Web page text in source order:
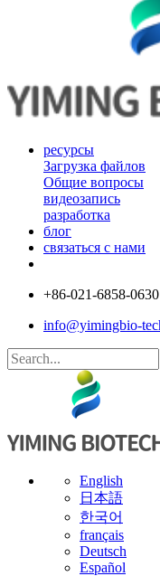
ресурсы
Загрузка файлов
Общие вопросы
видеозапись
разработка
блог
связаться с нами
+86-021-6858-0630
info@yimingbio-
English
日本語
한국어
français
Deutsch
Español